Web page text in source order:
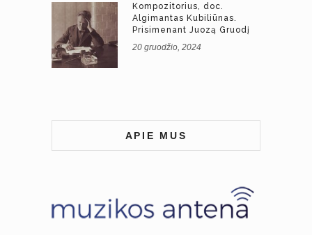
Kompozitorius, doc.
Algimantas Kubiliūnas.
Prisimenant Juozą Gruodį
20 gruodžio, 2024
APIE MUS